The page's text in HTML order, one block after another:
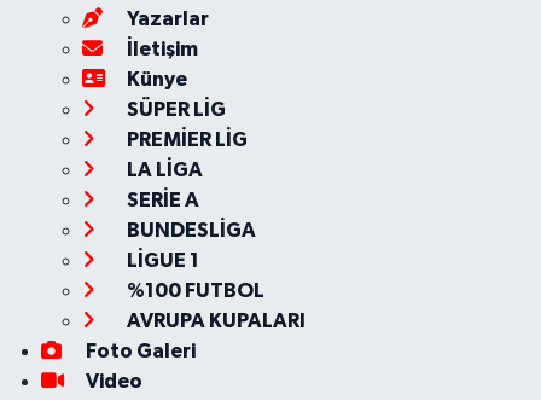
Yazarlar
İletişim
Künye
SÜPER LİG
PREMİER LİG
LA LİGA
SERİE A
BUNDESLİGA
LİGUE 1
%100 FUTBOL
AVRUPA KUPALARI
Foto Galeri
Video